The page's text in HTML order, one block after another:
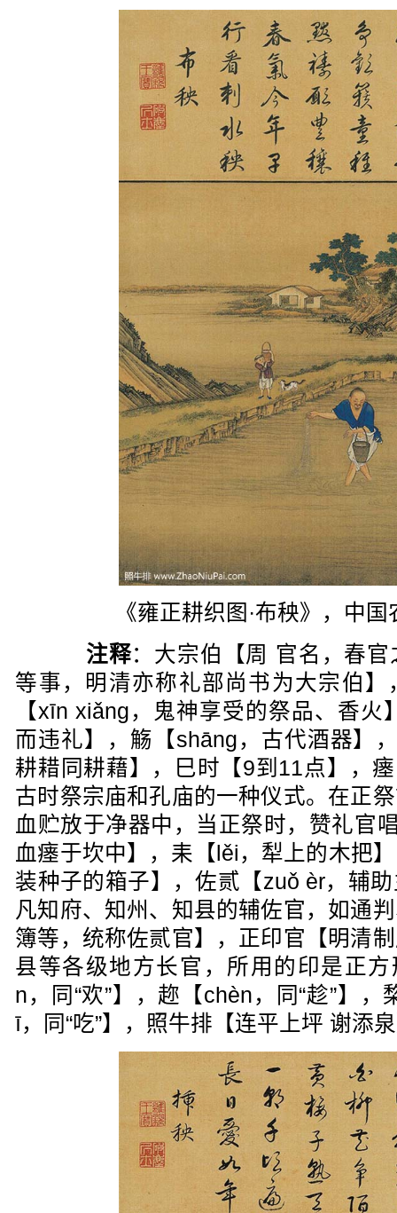
《雍正耕织图·布秧》，中
注释：大宗伯【周 官名，春
等事，明清亦称礼部尚书为大宗伯
【xīn xiǎng，鬼神享受的祭品、香
而违礼】，觞【shāng，古代酒器】
耕耤同耕藉】，巳时【9到11点】，
古时祭宗庙和孔庙的一种仪式。在正
血贮放于净器中，当正祭时，赞礼官
血瘗于坎中】，耒【lěi，犁上的木把
装种子的箱子】，佐贰【zuǒ èr，辅
凡知府、知州、知县的辅佐官，如通
簿等，统称佐贰官】，正印官【明清
县等各级地方长官，所用的印是正
n，同“欢”】，趂【chèn，同“趁”】，
ī，同“吃”】，照牛排【连平上坪 谢添